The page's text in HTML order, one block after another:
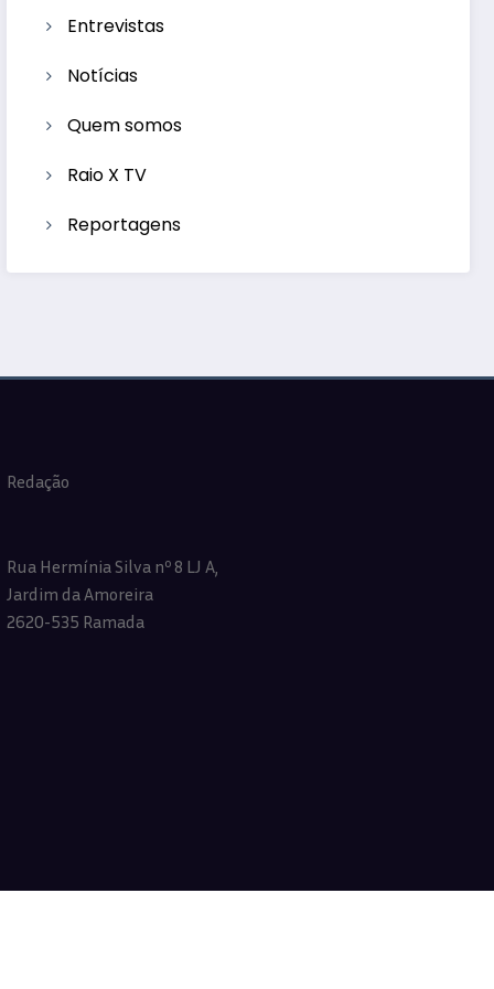
Entrevistas
Notícias
Quem somos
Raio X TV
Reportagens
Redação
Rua Hermínia Silva nº 8 LJ A,
Jardim da Amoreira
2620-535 Ramada